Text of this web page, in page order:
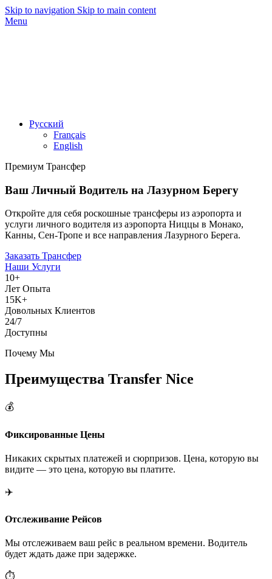
Skip to navigation Skip to main content
Menu
Русский
Français
English
Премиум Трансфер
Ваш Личный Водитель на Лазурном Берегу
Откройте для себя роскошные трансферы из аэропорта и
услуги личного водителя из аэропорта Ниццы в Монако,
Канны, Сен-Тропе и все направления Лазурного Берега.
Заказать Трансфер
Наши Услуги
10+
Лет Опыта
15K+
Довольных Клиентов
24/7
Доступны
Почему Мы
Преимущества Transfer Nice
💰
Фиксированные Цены
Никаких скрытых платежей и сюрпризов. Цена, которую вы
видите — это цена, которую вы платите.
✈️
Отслеживание Рейсов
Мы отслеживаем ваш рейс в реальном времени. Водитель
будет ждать даже при задержке.
⏱️